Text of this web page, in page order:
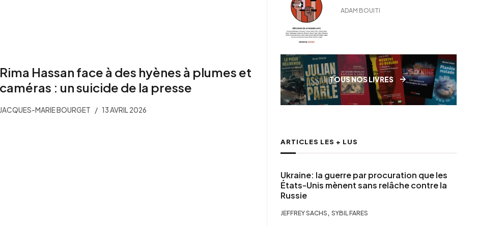
Rima Hassan face à des hyènes à plumes et
caméras : un suicide de la presse
JACQUES-MARIE BOURGET 13 AVRIL 2026
ADAM BOUITI
TOUS NOS LIVRES
ARTICLES LES + LUS
Ukraine: la guerre par procuration que les
États-Unis mènent sans relâche contre la
Russie
JEFFREY SACHS , SYBIL FARES